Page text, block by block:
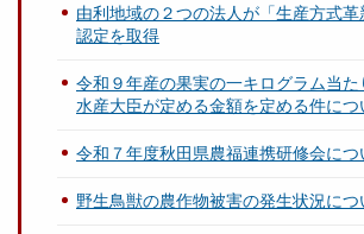
由利地域の２つの法人が「生産方式革
認定を取得
令和９年産の果実の一キログラム当
水産大臣が定める金額を定める件につ
令和７年度秋田県農福連携研修会につ
野生鳥獣の農作物被害の発生状況につ